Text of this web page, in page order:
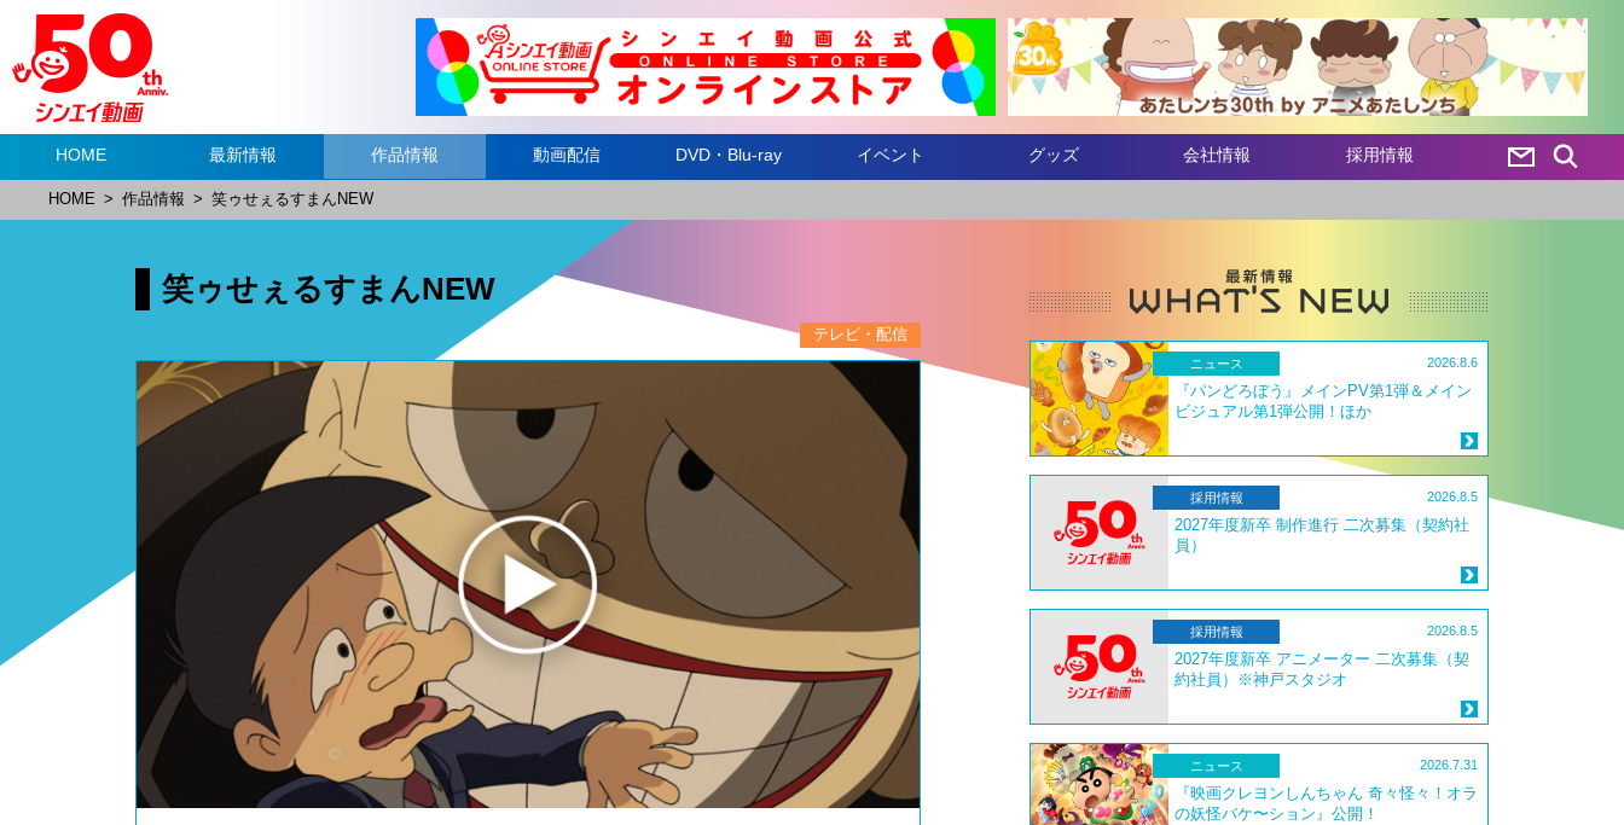
HOME 最新情報 作品情報 動画配信 DVD・Blu-ray イベント グッズ 会社情報 採用情報
HOME > 作品情報 > 笑ゥせぇるすまんNEW
笑ゥせぇるすまんNEW
テレビ・配信
ニュース 2026.8.6
『パンどろぼう』メインPV第1弾＆メイン
ビジュアル第1弾公開！ほか
採用情報 2026.8.5
2027年度新卒 制作進行 二次募集（契約社
員）
採用情報 2026.8.5
2027年度新卒 アニメーター 二次募集（契
約社員）※神戸スタジオ
ニュース 2026.7.31
『映画クレヨンしんちゃん 奇々怪々！オラ
の妖怪バケ〜ション』公開！